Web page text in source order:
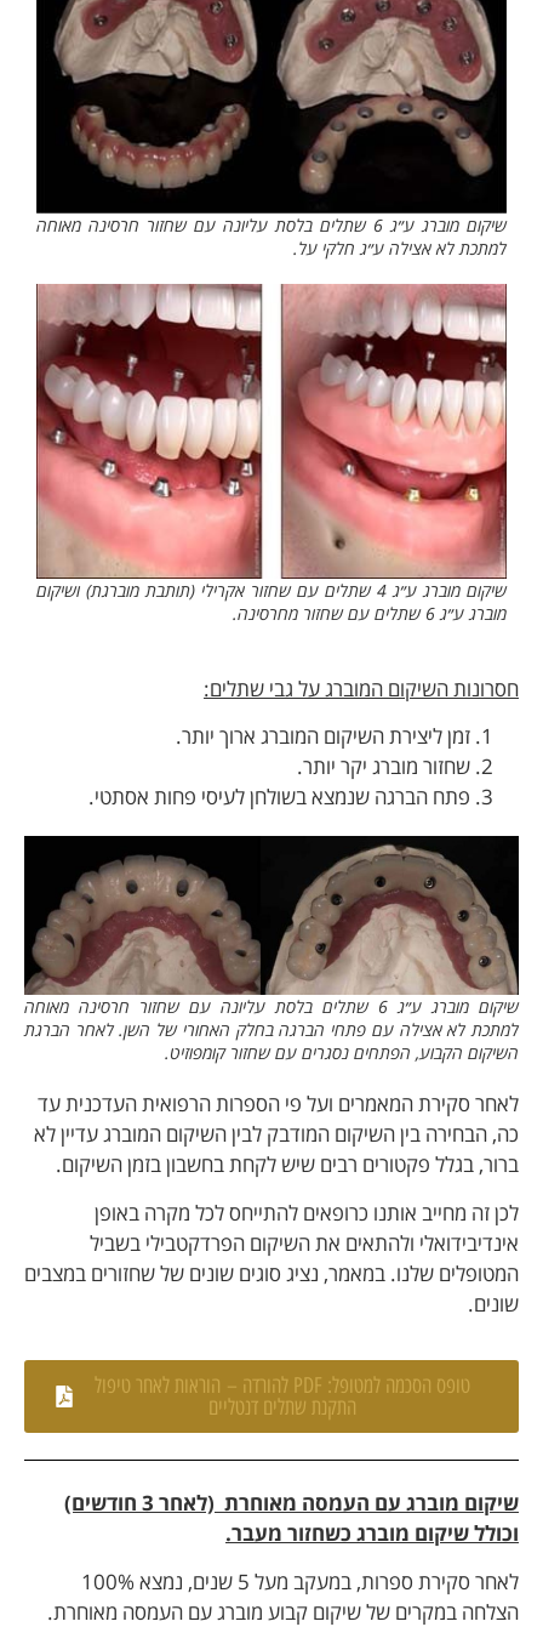
שיקום מוברג ע״ג 6 שתלים בלסת עליונה עם שחזור חרסינה מאוחה
למתכת לא אצילה ע״ג חלקי על.
שיקום מוברג ע״ג 4 שתלים עם שחזור אקרילי (תותבת מוברגת) ושיקום
מוברג ע״ג 6 שתלים עם שחזור מחרסינה.
חסרונות השיקום המוברג על גבי שתלים:
זמן ליצירת השיקום המוברג ארוך יותר.
שחזור מוברג יקר יותר.
פתח הברגה שנמצא בשולחן לעיסי פחות אסתטי.
שיקום מוברג ע״ג 6 שתלים בלסת עליונה עם שחזור חרסינה מאוחה
למתכת לא אצילה עם פתחי הברגה בחלק האחורי של השן. לאחר הברגת
השיקום הקבוע, הפתחים נסגרים עם שחזור קומפוזיט.
לאחר סקירת המאמרים ועל פי הספרות הרפואית העדכנית עד
כה, הבחירה בין השיקום המודבק לבין השיקום המוברג עדיין לא
ברור, בגלל פקטורים רבים שיש לקחת בחשבון בזמן השיקום.
לכן זה מחייב אותנו כרופאים להתייחס לכל מקרה באופן
אינדיבידואלי ולהתאים את השיקום הפרדקטבילי בשביל
המטופלים שלנו. במאמר, נציג סוגים שונים של שחזורים במצבים
שונים.
טופס הסכמה למטופל: PDF להורדה – הוראות לאחר טיפול
התקנת שתלים דנטליים
שיקום מוברג עם העמסה מאוחרת (לאחר 3 חודשים)
וכולל שיקום מוברג כשחזור מעבר.
לאחר סקירת ספרות, במעקב מעל 5 שנים, נמצא 100%
הצלחה במקרים של שיקום קבוע מוברג עם העמסה מאוחרת.